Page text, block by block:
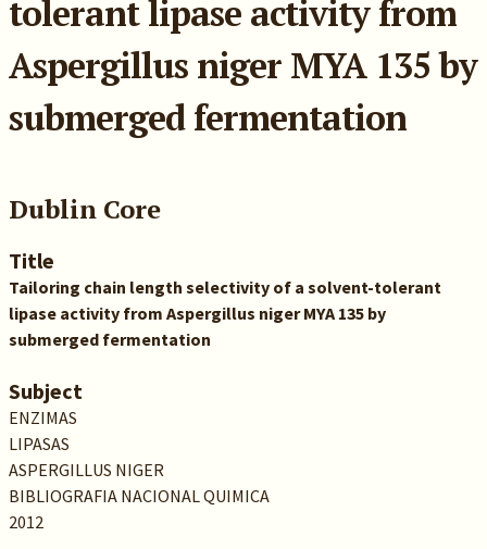
tolerant lipase activity from
Aspergillus niger MYA 135 by
submerged fermentation
Dublin Core
Title
Tailoring chain length selectivity of a solvent-tolerant
lipase activity from Aspergillus niger MYA 135 by
submerged fermentation
Subject
ENZIMAS
LIPASAS
ASPERGILLUS NIGER
BIBLIOGRAFIA NACIONAL QUIMICA
2012